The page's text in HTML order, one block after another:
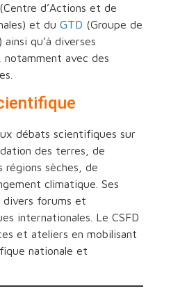
(Centre d’Actions et de
et du GTD (Groupe de
qu’à diverses
notamment avec des
débats scientifiques sur
des terres, de
sèches, de
climatique. Ses
divers forums et
internationales. Le CSFD
et ateliers en mobilisant
nationale et